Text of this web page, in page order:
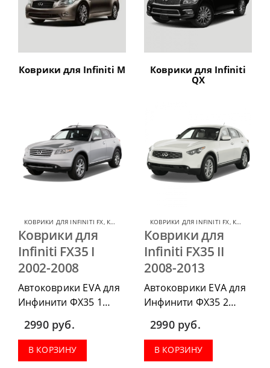
Коврики для Infiniti M
Коврики для Infiniti
QX
КОВРИКИ ДЛЯ INFINITI FX, КОВРИКИ ДЛЯ INFINITI
Коврики для
Infiniti FX35 I
2002-2008
Автоковрики EVA для
Инфинити ФХ35 1
приобрести в
комплектации:
водительский коврик,
2990 руб.
В КОРЗИНУ
КОВРИКИ ДЛЯ INFINITI FX, КОВРИКИ ДЛЯ INFINITI
Коврики для
Infiniti FX35 II
2008-2013
Автоковрики EVA для
Инфинити ФХ35 2
приобрести в
комплектации:
водительский коврик,
2990 руб.
В КОРЗИНУ